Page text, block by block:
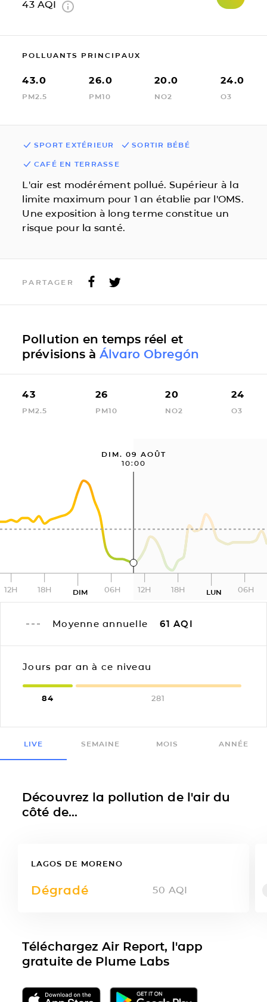
43 AQI
POLLUANTS PRINCIPAUX
43.0
PM2.5
26.0
PM10
20.0
NO2
24.0
O3
SPORT EXTÉRIEUR SORTIR BÉBÉ
CAFÉ EN TERRASSE
L'air est modérément pollué. Supérieur à la
limite maximum pour 1 an établie par l'OMS.
Une exposition à long terme constitue un
risque pour la santé.
PARTAGER
Pollution en temps réel et
prévisions à Álvaro Obregón
43
PM2.5
26
PM10
20
NO2
24
O3
DIM. 09 AOÛT
10:00
12H 18H DIM 06H 12H 18H LUN 06H
Moyenne annuelle 61 AQI
Jours par an à ce niveau
84 281
LIVE SEMAINE MOIS ANNÉE
Découvrez la pollution de l'air du
côté de...
LAGOS DE MORENO
Dégradé 50 AQI
Téléchargez Air Report, l'app
gratuite de Plume Labs